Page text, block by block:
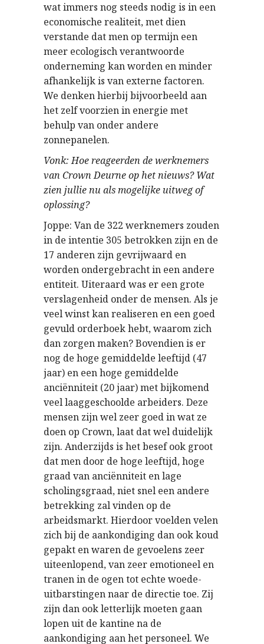
wat immers nog steeds nodig is in een
economische realiteit, met dien
verstande dat men op termijn een
meer ecologisch verantwoorde
onderneming kan worden en minder
afhankelijk is van externe factoren.
We denken hierbij bijvoorbeeld aan
het zelf voorzien in energie met
behulp van onder andere
zonnepanelen.
Vonk: Hoe reageerden de werknemers
van Crown Deurne op het nieuws? Wat
zien jullie nu als mogelijke uitweg of
oplossing?
Joppe: Van de 322 werknemers zouden
in de intentie 305 betrokken zijn en de
17 anderen zijn gevrijwaard en
worden ondergebracht in een andere
entiteit. Uiteraard was er een grote
verslagenheid onder de mensen. Als je
veel winst kan realiseren en een goed
gevuld orderboek hebt, waarom zich
dan zorgen maken? Bovendien is er
nog de hoge gemiddelde leeftijd (47
jaar) en een hoge gemiddelde
anciënniteit (20 jaar) met bijkomend
veel laaggeschoolde arbeiders. Deze
mensen zijn wel zeer goed in wat ze
doen op Crown, laat dat wel duidelijk
zijn. Anderzijds is het besef ook groot
dat men door de hoge leeftijd, hoge
graad van anciënniteit en lage
scholingsgraad, niet snel een andere
betrekking zal vinden op de
arbeidsmarkt. Hierdoor voelden velen
zich bij de aankondiging dan ook koud
gepakt en waren de gevoelens zeer
uiteenlopend, van zeer emotioneel en
tranen in de ogen tot echte woede-
uitbarstingen naar de directie toe. Zij
zijn dan ook letterlijk moeten gaan
lopen uit de kantine na de
aankondiging aan het personeel. We